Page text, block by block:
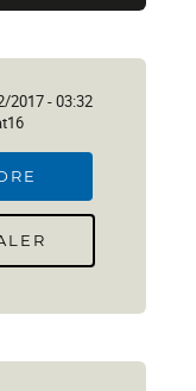
2017 - 03:32